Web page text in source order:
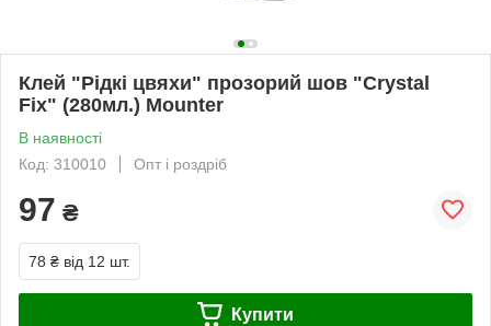
Клей "Рідкі цвяхи" прозорий шов "Crystal
Fix" (280мл.) Mounter
В наявності
Код: 310010
Опт і роздріб
97 ₴
78 ₴ від 12 шт.
Купити